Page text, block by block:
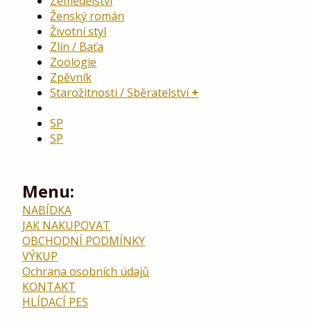
Ženský román
Životní styl
Zlín / Baťa
Zoologie
Zpěvník
Starožitnosti / Sběratelství
SP
SP
Menu:
NABÍDKA
JAK NAKUPOVAT
OBCHODNÍ PODMÍNKY
VÝKUP
Ochrana osobních údajů
KONTAKT
HLÍDACÍ PES